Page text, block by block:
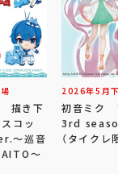
描き下
コッ
～巡音
～
2026年5 月
初音ミク
3rd
（タイクレ